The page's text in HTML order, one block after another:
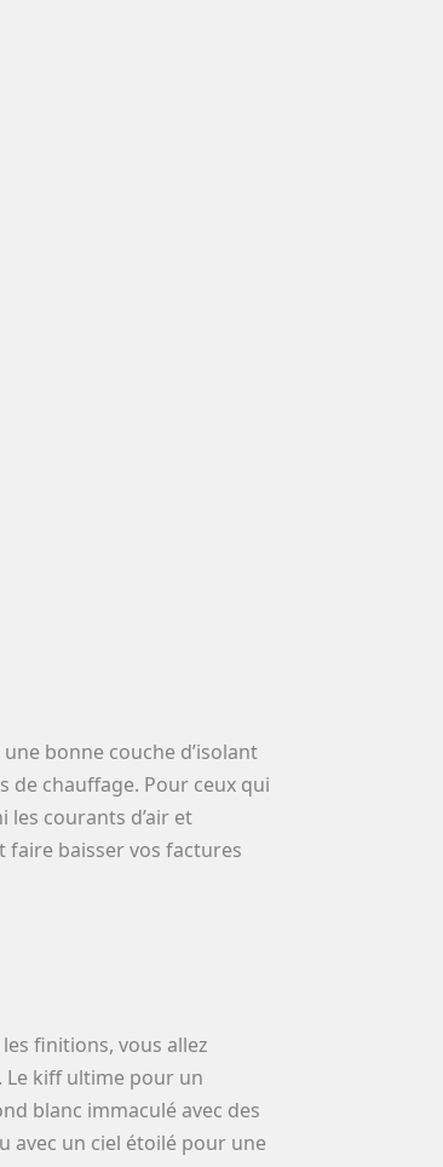
bonne couche d’isolant
de chauffage. Pour ceux qui
les courants d’air et
faire baisser vos factures
finitions, vous allez
kiff ultime pour un
blanc immaculé avec des
avec un ciel étoilé pour une